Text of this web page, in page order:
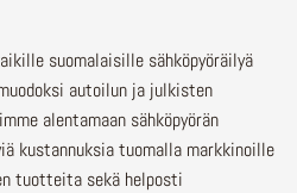
suomalaisille sähköpyöräilyä
autoilun ja julkisten
alentamaan sähköpyörän
kustannuksia tuomalla markkinoille
tuotteita sekä helposti